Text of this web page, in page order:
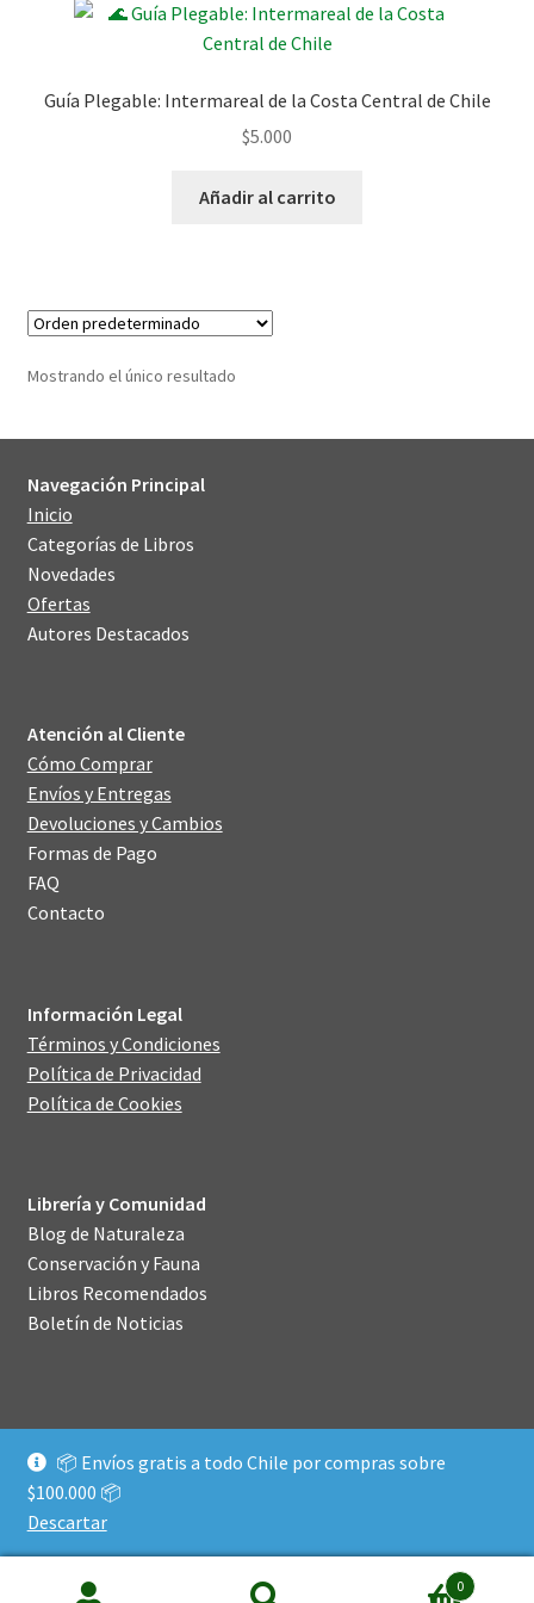
📦 Envíos gratis a todo Chile por compras sobre
$100.000 📦
Descartar
Guía Plegable: Intermareal de la Costa Central de Chile
$5.000
Añadir al carrito
Mostrando el único resultado
Navegación Principal
Inicio
Categorías de Libros
Novedades
Ofertas
Autores Destacados
Atención al Cliente
Cómo Comprar
Envíos y Entregas
Devoluciones y Cambios
Formas de Pago
FAQ
Contacto
Información Legal
Términos y Condiciones
Política de Privacidad
Política de Cookies
Librería y Comunidad
Blog de Naturaleza
Conservación y Fauna
Libros Recomendados
Boletín de Noticias
© Librería Chucao 2026
Construido con WooCommerce
0